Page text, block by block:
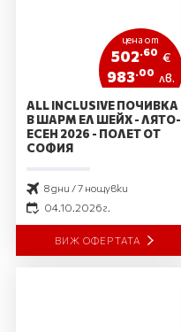
цена от
502.60 €
983.00 лв.
ALL INCLUSIVE ПОЧИВКА
В ШАРМ ЕЛ ШЕЙХ - ЛЯТО-
ЕСЕН 2026 - ПОЛЕТ ОТ
СОФИЯ
8 дни / 7 нощувки
04.10.2026 г.
ВИЖ ОФЕРТАТА